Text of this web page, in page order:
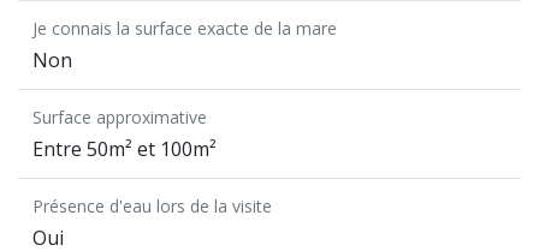
Je connais la surface exacte de la mare
Non
Surface approximative
Entre 50m² et 100m²
Présence d'eau lors de la visite
Oui